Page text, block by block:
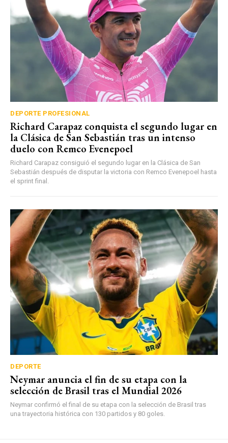
DEPORTE PROFESIONAL
Richard Carapaz conquista el segundo lugar en
la Clásica de San Sebastián tras un intenso
duelo con Remco Evenepoel
Richard Carapaz consiguió el segundo lugar en la Clásica de San
Sebastián después de disputar la victoria con Remco Evenepoel hasta
el sprint final.
DEPORTE
Neymar anuncia el fin de su etapa con la
selección de Brasil tras el Mundial 2026
Neymar confirmó el final de su etapa con la selección de Brasil tras
una trayectoria histórica con 130 partidos y 80 goles.